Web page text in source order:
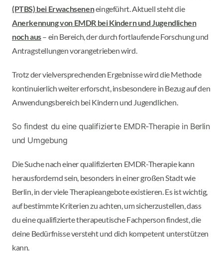
(PTBS) bei Erwachseneneingeführt. Aktuell steht die
Anerkennung von EMDR bei Kindern und Jugendlichen
noch aus– ein Bereich, der durch fortlaufende Forschung und
Antragstellungen vorangetrieben wird.
Trotz der vielversprechenden Ergebnisse wird die Methode
kontinuierlich weiter erforscht, insbesondere in Bezug auf den
Anwendungsbereich bei Kindern und Jugendlichen.
So findest du eine qualifizierte EMDR-Therapie in Berlin
und Umgebung
Die Suche nach einer qualifizierten EMDR-Therapie kann
herausfordernd sein, besonders in einer großen Stadt wie
Berlin, in der viele Therapieangebote existieren. Es ist wichtig,
auf bestimmte Kriterien zu achten, um sicherzustellen, dass
du eine qualifizierte therapeutische Fachperson findest, die
deine Bedürfnisse versteht und dich kompetent unterstützen
kann.